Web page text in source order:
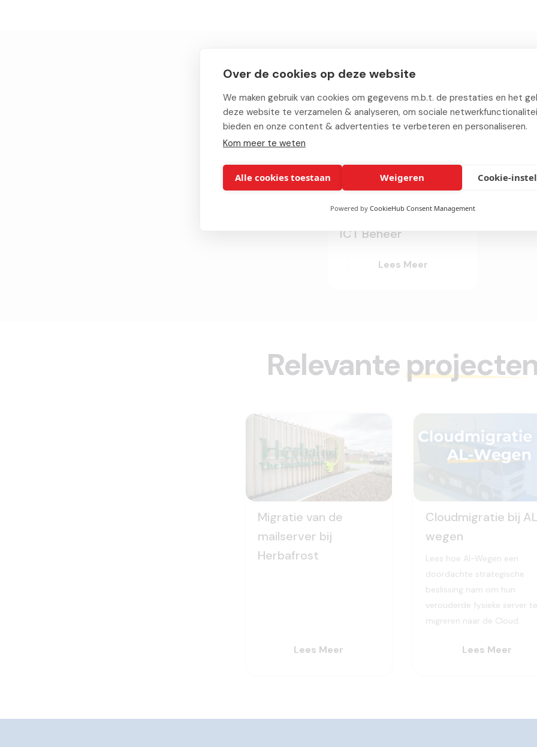
Andere
ICT Beheer
Lees Meer
Relevante
Migratie van de
mailserver bij
Herbafrost
Lees Meer
Cloudmigratie bij
wegen
Lees hoe Al-Wegen een
doordachte strategische
beslissing nam om hun
verouderde fysieke server te
migreren naar de Cloud.
Lees Meer
Over de cookies op deze website
We maken gebruik van cookies om gegevens m.b.t. de prestaties en het
deze website te verzamelen & analyseren, om sociale
bieden en onze content & advertenties te verbeteren en personaliseren.
Kom meer te weten
Alle cookies toestaan Weigeren Cookie-
Powered by CookieHub Consent Management